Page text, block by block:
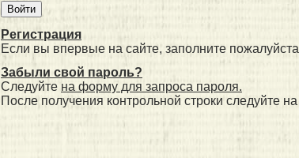
Регистрация
Если вы впервые на сайте, заполните пожалуйста
Забыли свой пароль?
Следуйте на форму для запроса пароля.
После получения контрольной строки следуйте на